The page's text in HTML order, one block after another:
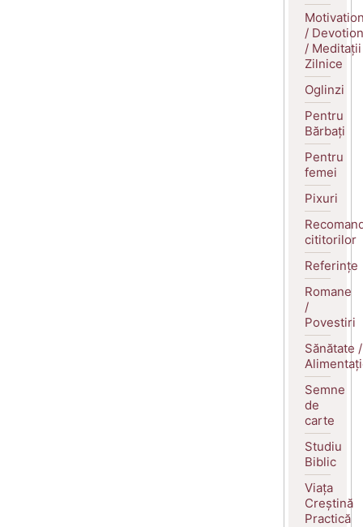
/
/ Meditații
Zilnice
Oglinzi
Pentru
Bărbați
Pentru
femei
Pixuri
cititorilor
Referințe
Romane
/
Povestiri
Sănătate /
Semne
de
carte
Studiu
Biblic
Viața
Creștină
Practică